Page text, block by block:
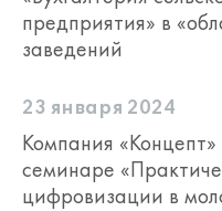
предприятия» в
заведений
23 января 2024
Компания
семинаре
цифровизации в